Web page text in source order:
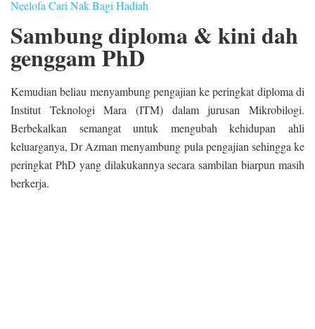
Neelofa Cari Nak Bagi Hadiah
Sambung diploma & kini dah
genggam PhD
Kemudian beliau menyambung pengajian ke peringkat diploma di
Institut Teknologi Mara (ITM) dalam jurusan Mikrobilogi.
Berbekalkan semangat untuk mengubah kehidupan ahli
keluarganya, Dr Azman menyambung pula pengajian sehingga ke
peringkat PhD yang dilakukannya secara sambilan biarpun masih
berkerja.